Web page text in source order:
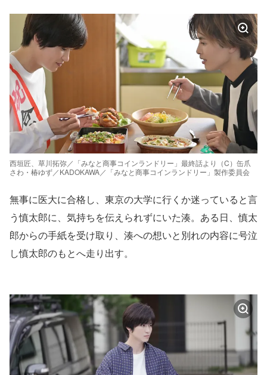
西垣匠、草川拓弥／「みなと商事コインランドリー」最終話より（C）缶爪
さわ・椿ゆず／KADOKAWA／「みなと商事コインランドリー」製作委員会
無事に医大に合格し、東京の大学に行くか迷っていると言
う慎太郎に、気持ちを伝えられずにいた湊。ある日、慎太
郎からの手紙を受け取り、湊への想いと別れの内容に号泣
し慎太郎のもとへ走り出す。